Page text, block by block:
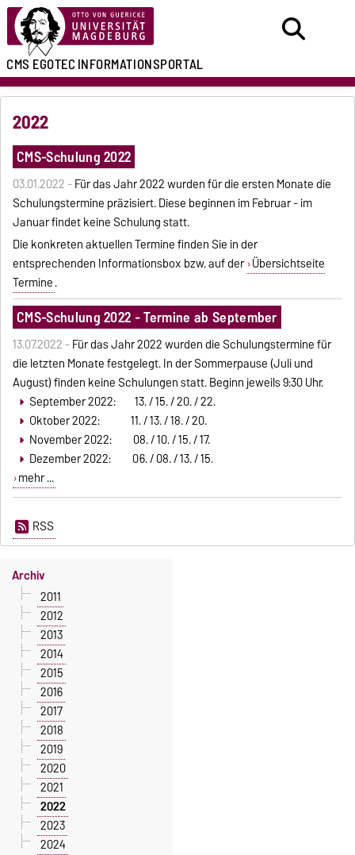
CMS EGOTECINFORMATIONSPORTAL
2022
CMS-Schulung 2022
03.01.2022 -Für das Jahr 2022 wurden für die ersten Monate die
Schulungstermine präzisiert. Diese beginnen im Februar - im
Januar findet keine Schulung statt.
Die konkreten aktuellen Termine finden Sie in der
entsprechenden Informationsbox bzw. auf der Übersichtseite
Termine.
CMS-Schulung 2022 - Termine ab September
13.07.2022 -Für das Jahr 2022 wurden die Schulungstermine für
die letzten Monate festgelegt. In der Sommerpause (Juli und
August) finden keine Schulungen statt. Beginn jeweils 9:30 Uhr.
September 2022: 13. / 15. / 20. / 22.
Oktober 2022: 11. / 13. / 18. / 20.
November 2022: 08. / 10. / 15. / 17.
Dezember 2022: 06. / 08. / 13. / 15.
mehr ...
RSS
Archiv
2011
2012
2013
2014
2015
2016
2017
2018
2019
2020
2021
2022
2023
2024